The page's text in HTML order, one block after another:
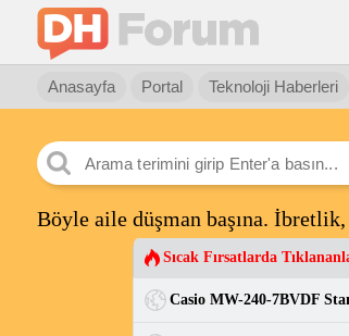
Anasayfa Portal Teknoloji Haberleri
Böyle aile düşman başına.
Sıcak Fırsatlarda